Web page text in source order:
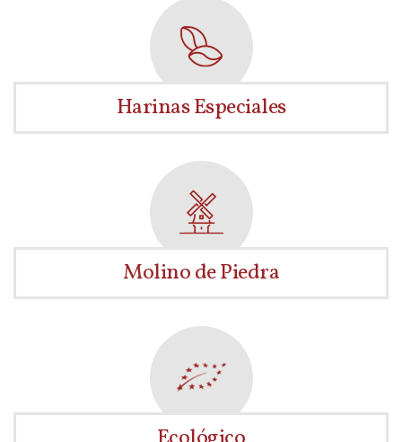
Harinas Especiales
Molino de Piedra